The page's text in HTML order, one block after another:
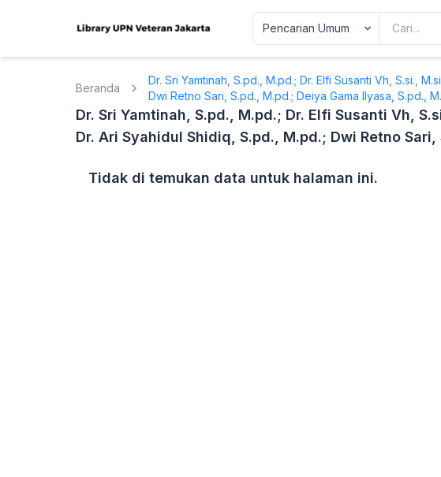
Beranda
Dr. Sri Yamtinah, S.pd., M.pd.; Dr. Elfi Susanti Vh, S.si.,
Dwi Retno Sari, S.pd., M.pd.; Deiya Gama Ilyasa, S.pd.,
Dr. Sri Yamtinah, S.pd., M.pd.; Dr. Elfi Susanti Vh,
Dr. Ari Syahidul Shidiq, S.pd., M.pd.; Dwi Retno
Tidak di temukan data untuk halaman ini.